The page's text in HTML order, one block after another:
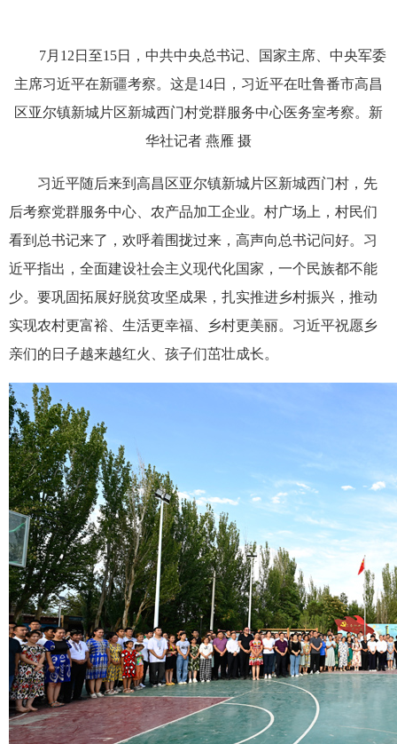
7月12日至15日，中共中央总书记、国家主席、中央军委
主席习近平在新疆考察。这是14日，习近平在吐鲁番市高昌
区亚尔镇新城片区新城西门村党群服务中心医务室考察。新
华社记者 燕雁 摄
习近平随后来到高昌区亚尔镇新城片区新城西门村，先
后考察党群服务中心、农产品加工企业。村广场上，村民们
看到总书记来了，欢呼着围拢过来，高声向总书记问好。习
近平指出，全面建设社会主义现代化国家，一个民族都不能
少。要巩固拓展好脱贫攻坚成果，扎实推进乡村振兴，推动
实现农村更富裕、生活更幸福、乡村更美丽。习近平祝愿乡
亲们的日子越来越红火、孩子们茁壮成长。